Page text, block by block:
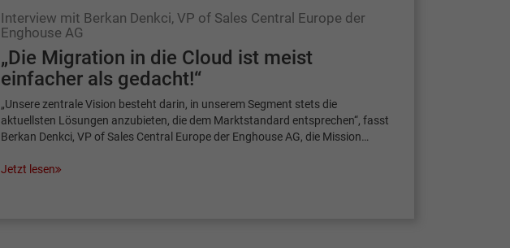
Interview mit Berkan Denkci, VP of Sales Central Europe der
Enghouse AG
„Die Migration in die Cloud ist meist
einfacher als gedacht!“
„Unsere zentrale Vision besteht darin, in unserem Segment stets die
aktuellsten Lösungen anzubieten, die dem Marktstandard entsprechen“, fasst
Berkan Denkci, VP of Sales Central Europe der Enghouse AG, die Mission…
Jetzt lesen